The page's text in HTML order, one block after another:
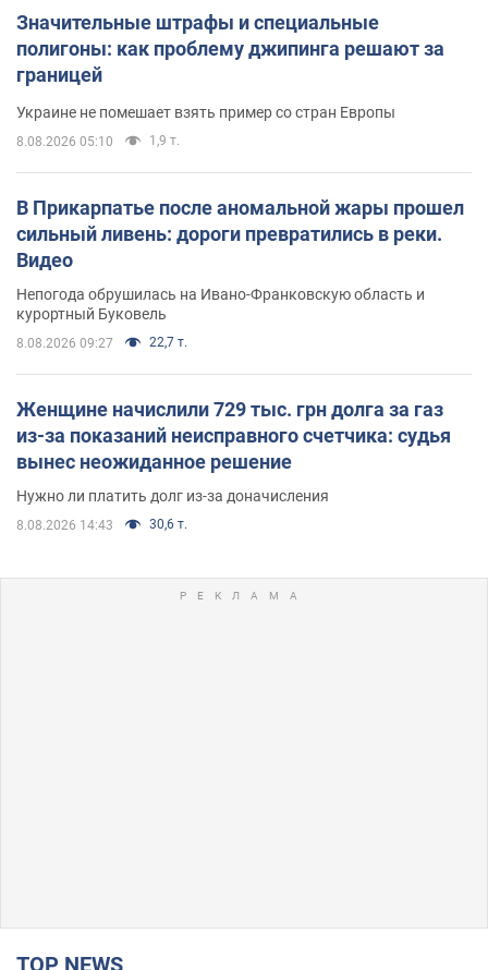
Значительные штрафы и специальные
полигоны: как проблему джипинга решают за
границей
Украине не помешает взять пример со стран Европы
8.08.2026 05:10 1,9 т.
В Прикарпатье после аномальной жары прошел
сильный ливень: дороги превратились в реки.
Видео
Непогода обрушилась на Ивано-Франковскую область и
курортный Буковель
8.08.2026 09:27 22,7 т.
Женщине начислили 729 тыс. грн долга за газ
из-за показаний неисправного счетчика: судья
вынес неожиданное решение
Нужно ли платить долг из-за доначисления
8.08.2026 14:43 30,6 т.
TOP NEWS